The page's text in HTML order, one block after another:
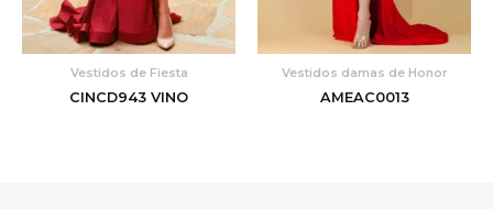
Vestidos de Fiesta
CINCD943 VINO
Vestidos damas de Honor
AMEAC0013